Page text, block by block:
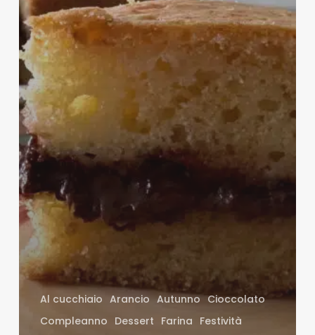
Al cucchiaio Arancio Autunno Cioccolato
Compleanno Dessert Farina Festività